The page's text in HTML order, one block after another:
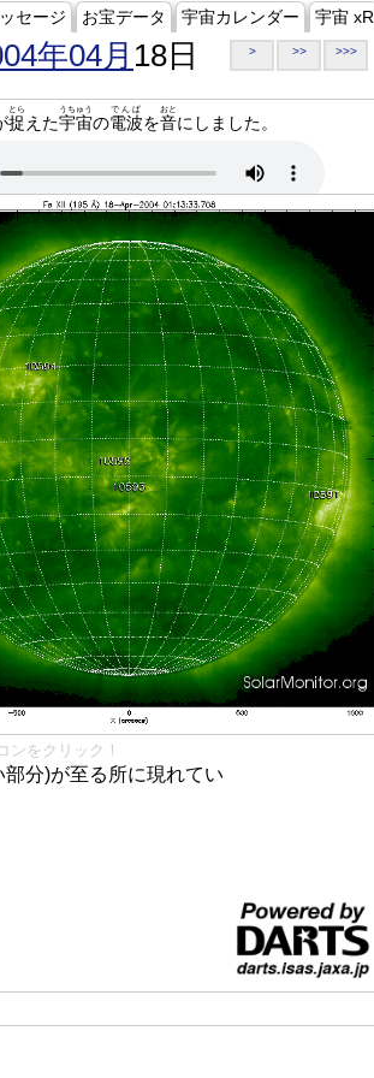
セージ お宝データ 宇宙カレンダー 宇宙 xR
年04月 18日 > >> >>>
捉
とら
えた宇宙
うちゅう
の電波
でんぱ
を音
おと
にしました。
をクリック！
部分)が至る所に現れてい